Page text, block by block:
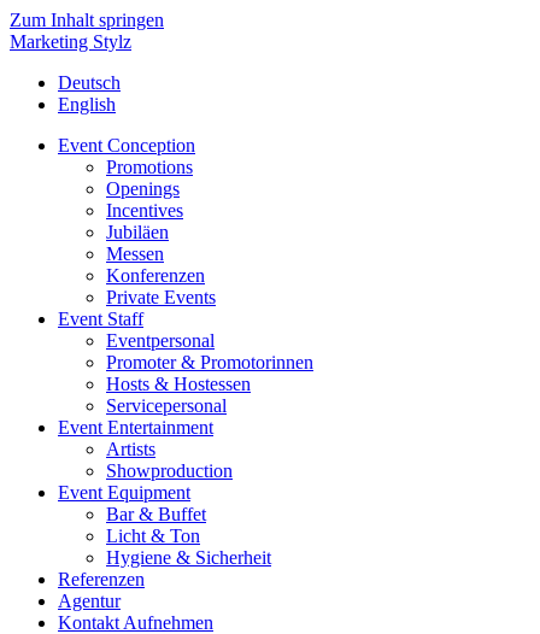
Zum Inhalt springen
Marketing Stylz
Deutsch
English
Event Conception
Promotions
Openings
Incentives
Jubiläen
Messen
Konferenzen
Private Events
Event Staff
Eventpersonal
Promoter & Promotorinnen
Hosts & Hostessen
Servicepersonal
Event Entertainment
Artists
Showproduction
Event Equipment
Bar & Buffet
Licht & Ton
Hygiene & Sicherheit
Referenzen
Agentur
Kontakt Aufnehmen